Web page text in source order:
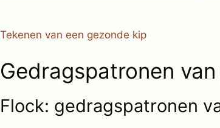
Tekenen van een gezonde kip
Gedragspatronen
Flock: gedragspatronen